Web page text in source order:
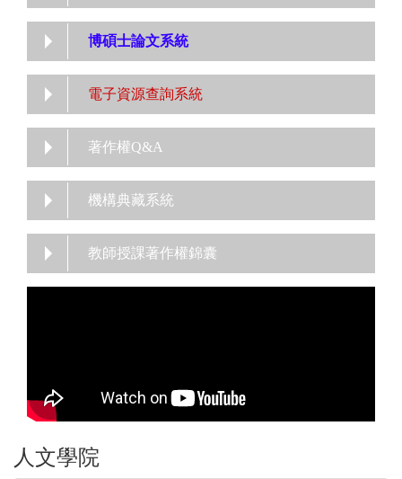
博碩士論文系統
電子資源查詢系統
著作權Q&A
機構典藏系統
教師授課著作權錦囊
人文學院